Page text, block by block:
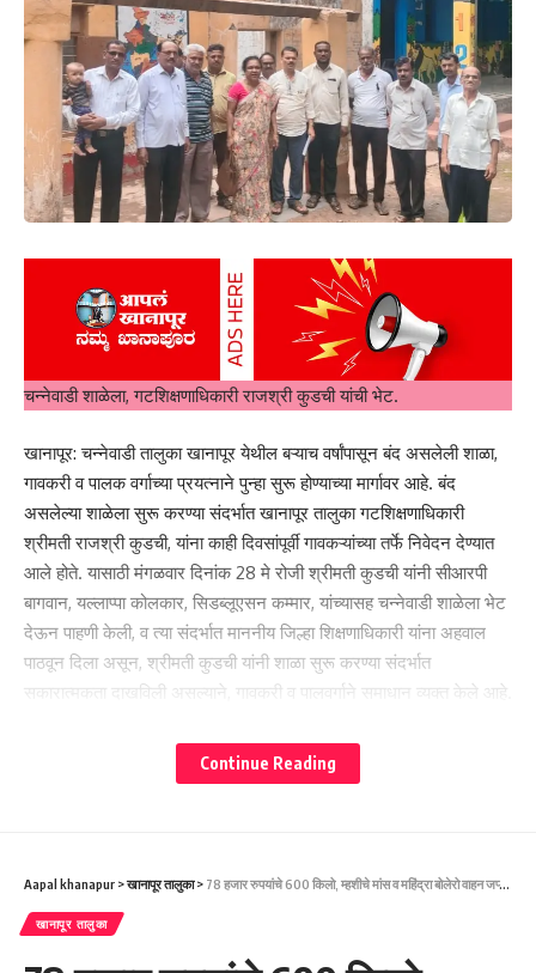
चन्नेवाडी शाळेला, गटशिक्षणाधिकारी राजश्री कुडची यांची भेट.
खानापूर: चन्नेवाडी तालुका खानापूर येथील बऱ्याच वर्षांपासून बंद असलेली शाळा,
गावकरी व पालक वर्गाच्या प्रयत्नाने पुन्हा सुरू होण्याच्या मार्गावर आहे. बंद
असलेल्या शाळेला सुरू करण्या संदर्भात खानापूर तालुका गटशिक्षणाधिकारी
श्रीमती राजश्री कुडची, यांना काही दिवसांपूर्वी गावकऱ्यांच्या तर्फे निवेदन देण्यात
आले होते. यासाठी मंगळवार दिनांक 28 मे रोजी श्रीमती कुडची यांनी सीआरपी
बागवान, यल्लाप्पा कोलकार, सिडब्लूएसन कम्मार, यांच्यासह चन्नेवाडी शाळेला भेट
देऊन पाहणी केली, व त्या संदर्भात माननीय जिल्हा शिक्षणाधिकारी यांना अहवाल
पाठवून दिला असून, श्रीमती कुडची यांनी शाळा सुरू करण्या संदर्भात
सकारात्मकता दाखविली असल्याने, गावकरी व पालवर्गाने समाधान व्यक्त केले आहे.
Continue Reading
Aapal khanapur >खानापूर तालुका> 78 हजार रुपयांचे 600 किलो, म्हशीचे मांस व महिंद्रा बोलेरो वाहन जप्त. खानापूर पोलिसांची कारवाई-78 ಸಾವಿರ ಮೌಲ್ಯದ 600 ಕೆಜಿ ಎಮ್ಮೆ ಮಾಂಸ ಹಾಗೂ ಮಹೀಂದ್ರ ಬೊಲೆರೊ ವಾಹನ ವಶಪಡಿಸಿಕೊಂಡಿದ್ದಾರೆ. ಖಾನಾಪುರ ಪೊಲೀಸ್ ಕ್ರಮ.
खानापूर तालुका